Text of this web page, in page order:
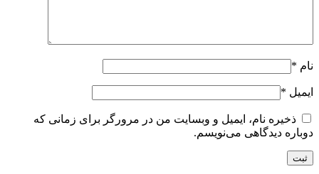
نام *
ایمیل *
ذخیره نام، ایمیل و وبسایت من در مرورگر برای زمانی که
دوباره دیدگاهی می‌نویسم.